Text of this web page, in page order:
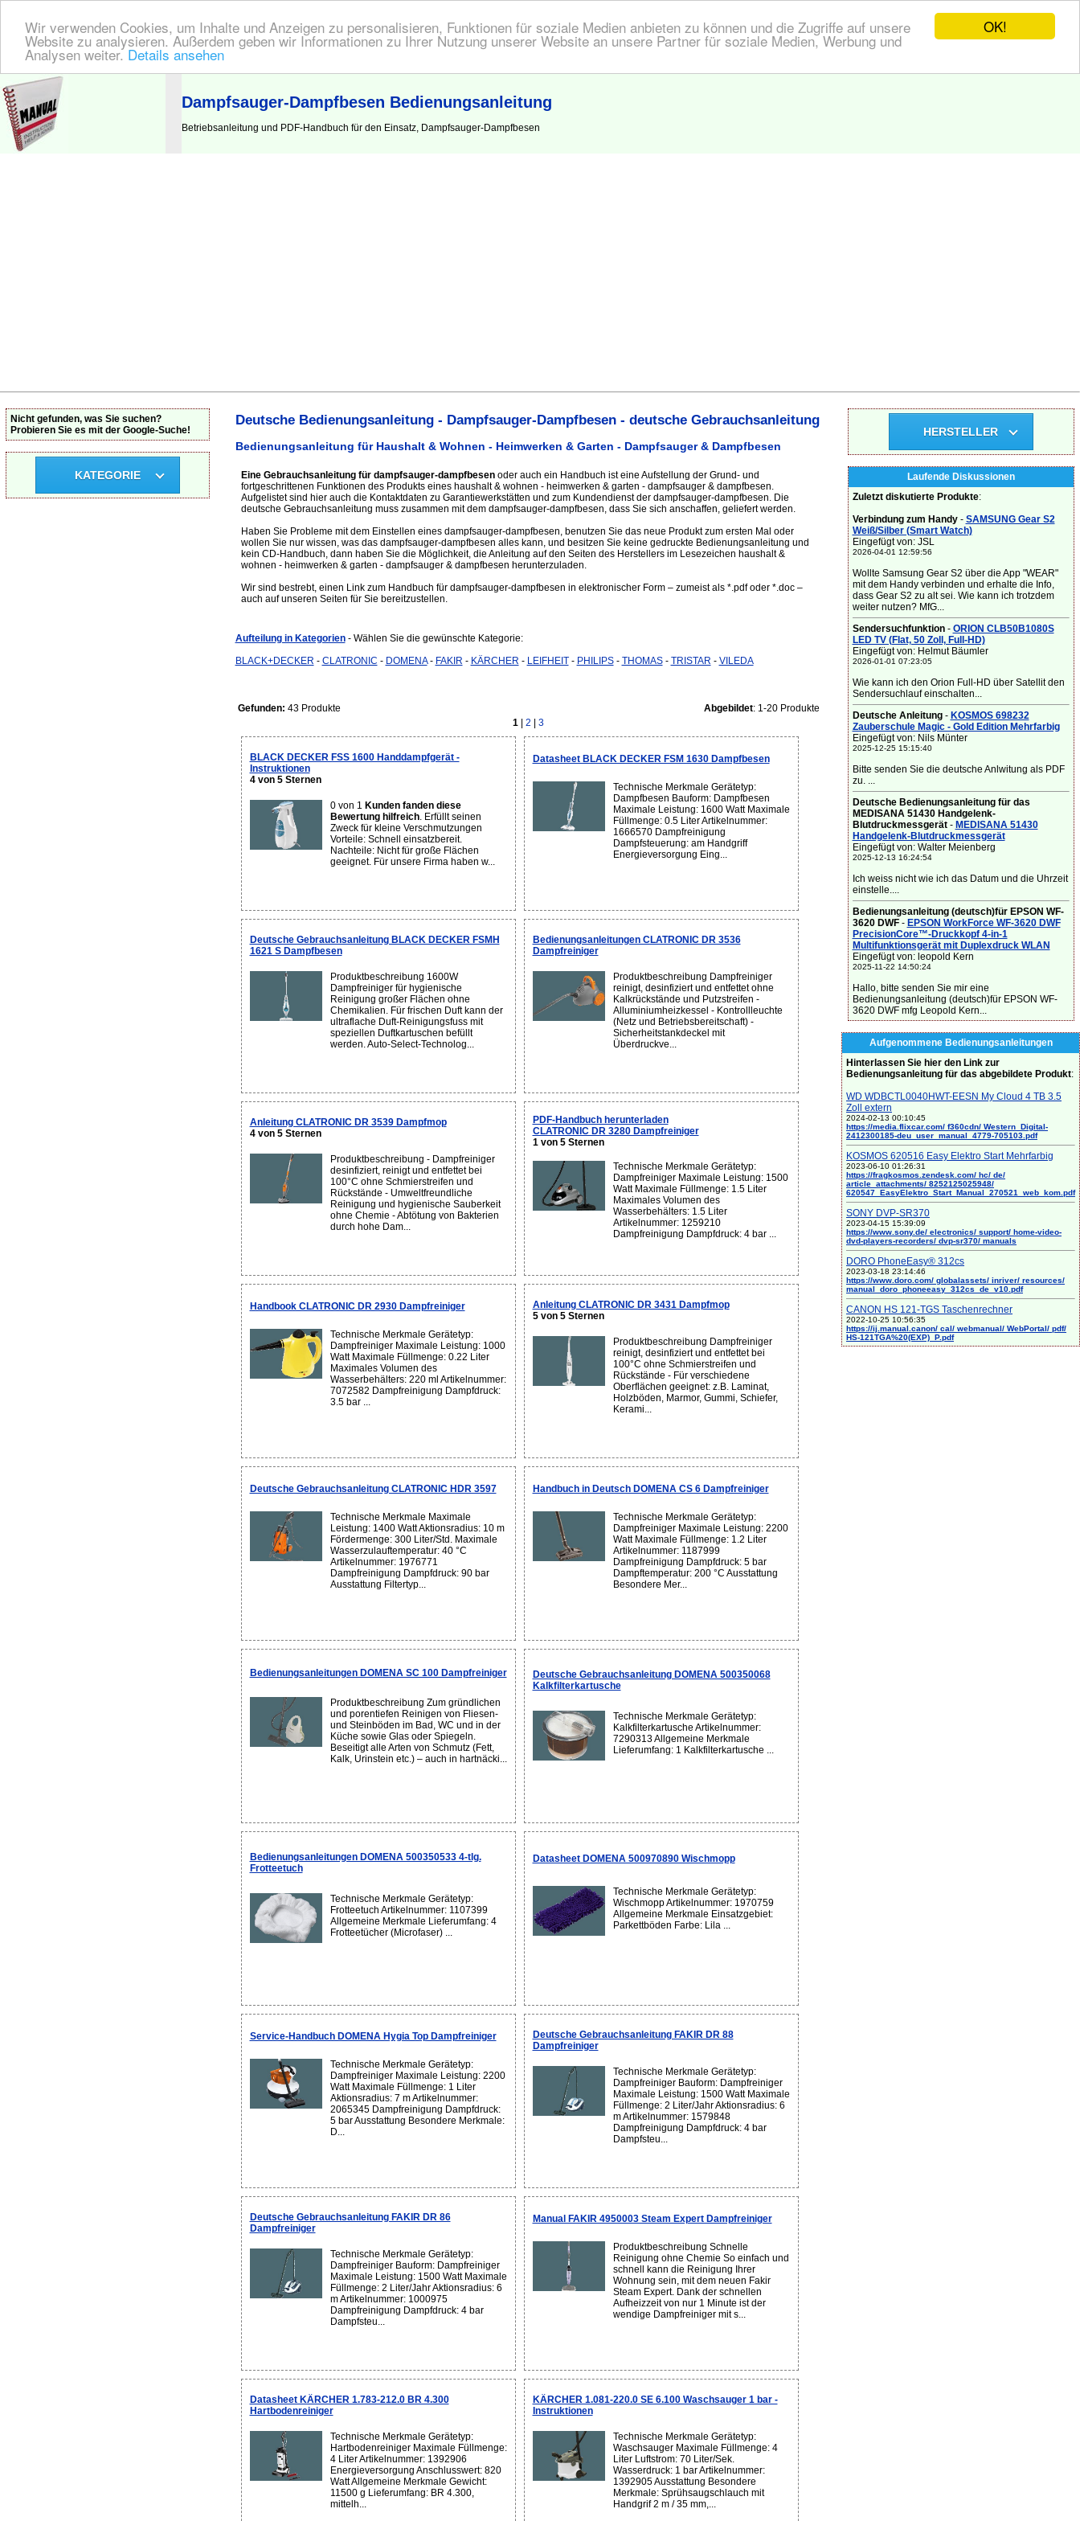
OK!
Wir verwenden Cookies, um Inhalte und Anzeigen zu personalisieren, Funktionen für soziale Medien anbieten zu können und die Zugriffe auf unsere
Website zu analysieren. Außerdem geben wir Informationen zu Ihrer Nutzung unserer Website an unsere Partner für soziale Medien, Werbung und
Analysen weiter. Details ansehen
BEDIENUNGSANLEITUNG | Hier finden Sie die deutsche Anleitung!
Dampfsauger-Dampfbesen Bedienungsanleitung
Betriebsanleitung und PDF-Handbuch für den Einsatz, Dampfsauger-Dampfbesen
Deutsche Bedienungsanleitung - Dampfsauger-Dampfbesen - deutsche Gebrauchsanleitung
Bedienungsanleitung für Haushalt & Wohnen - Heimwerken & Garten - Dampfsauger & Dampfbesen
Eine Gebrauchsanleitung für dampfsauger-dampfbesenoder auch ein Handbuch ist eine Aufstellung der Grund- und
fortgeschrittenen Funktionen des Produkts eines haushalt & wohnen - heimwerken & garten - dampfsauger & dampfbesen.
Aufgelistet sind hier auch die Kontaktdaten zu Garantiewerkstätten und zum Kundendienst der dampfsauger-dampfbesen. Die
deutsche Gebrauchsanleitung muss zusammen mit dem dampfsauger-dampfbesen, dass Sie sich anschaffen, geliefert werden.
Haben Sie Probleme mit dem Einstellen eines dampfsauger-dampfbesen, benutzen Sie das neue Produkt zum ersten Mal oder
wollen Sie nur wissen, was das dampfsauger-dampfbesen alles kann, und besitzen Sie keine gedruckte Bedienungsanleitung und
kein CD-Handbuch, dann haben Sie die Möglichkeit, die Anleitung auf den Seiten des Herstellers im Lesezeichen haushalt &
wohnen - heimwerken & garten - dampfsauger & dampfbesen herunterzuladen.
Wir sind bestrebt, einen Link zum Handbuch für dampfsauger-dampfbesen in elektronischer Form – zumeist als *.pdf oder *.doc –
auch auf unseren Seiten für Sie bereitzustellen.
Aufteilung in Kategorien - Wählen Sie die gewünschte Kategorie:
BLACK+DECKER - CLATRONIC - DOMENA- FAKIR - KÄRCHER - LEIFHEIT- PHILIPS- THOMAS- TRISTAR - VILEDA
Gefunden: 43 Produkte Abgebildet: 1-20 Produkte
1
2 3
BLACK DECKER FSS 1600 Handdampfgerät -
Instruktionen
4 von 5 Sternen
0 von 1 Kunden fanden diese
Bewertung hilfreich. Erfüllt seinen
Zweck für kleine Verschmutzungen
Vorteile: Schnell einsatzbereit.
Nachteile: Nicht für große Flächen
geeignet. Für unsere Firma haben w...
Datasheet BLACK DECKER FSM 1630 Dampfbesen
Technische Merkmale Gerätetyp:
Dampfbesen Bauform: Dampfbesen
Maximale Leistung: 1600 Watt Maximale
Füllmenge: 0.5 Liter Artikelnummer:
1666570 Dampfreinigung
Dampfsteuerung: am Handgriff
Energieversorgung Eing...
Deutsche Gebrauchsanleitung BLACK DECKER FSMH
1621 S Dampfbesen
Produktbeschreibung 1600W
Dampfreiniger für hygienische
Reinigung großer Flächen ohne
Chemikalien. Für frischen Duft kann der
ultraflache Duft-Reinigungsfuss mit
speziellen Duftkartuschen befüllt
werden. Auto-Select-Technolog...
Bedienungsanleitungen CLATRONIC DR 3536
Dampfreiniger
Produktbeschreibung Dampfreiniger
reinigt, desinfiziert und entfettet ohne
Kalkrückstände und Putzstreifen -
Alluminiumheizkessel - Kontrollleuchte
(Netz und Betriebsbereitschaft) -
Sicherheitstankdeckel mit
Überdruckve...
Anleitung CLATRONIC DR 3539 Dampfmop
4 von 5 Sternen
Produktbeschreibung - Dampfreiniger
desinfiziert, reinigt und entfettet bei
100°C ohne Schmierstreifen und
Rückstände - Umweltfreundliche
Reinigung und hygienische Sauberkeit
ohne Chemie - Abtötung von Bakterien
durch hohe Dam...
PDF-Handbuch herunterladen
CLATRONIC DR 3280 Dampfreiniger
1 von 5 Sternen
Technische Merkmale Gerätetyp:
Dampfreiniger Maximale Leistung: 1500
Watt Maximale Füllmenge: 1.5 Liter
Maximales Volumen des
Wasserbehälters: 1.5 Liter
Artikelnummer: 1259210
Dampfreinigung Dampfdruck: 4 bar ...
Handbook CLATRONIC DR 2930 Dampfreiniger
Technische Merkmale Gerätetyp:
Dampfreiniger Maximale Leistung: 1000
Watt Maximale Füllmenge: 0.22 Liter
Maximales Volumen des
Wasserbehälters: 220 ml Artikelnummer:
7072582 Dampfreinigung Dampfdruck:
3.5 bar ...
Anleitung CLATRONIC DR 3431 Dampfmop
5 von 5 Sternen
Produktbeschreibung Dampfreiniger
reinigt, desinfiziert und entfettet bei
100°C ohne Schmierstreifen und
Rückstände - Für verschiedene
Oberflächen geeignet: z.B. Laminat,
Holzböden, Marmor, Gummi, Schiefer,
Kerami...
Deutsche Gebrauchsanleitung CLATRONIC HDR 3597
Technische Merkmale Maximale
Leistung: 1400 Watt Aktionsradius: 10 m
Fördermenge: 300 Liter/Std. Maximale
Wasserzulauftemperatur: 40 °C
Artikelnummer: 1976771
Dampfreinigung Dampfdruck: 90 bar
Ausstattung Filtertyp...
Handbuch in Deutsch DOMENA CS 6 Dampfreiniger
Technische Merkmale Gerätetyp:
Dampfreiniger Maximale Leistung: 2200
Watt Maximale Füllmenge: 1.2 Liter
Artikelnummer: 1187999
Dampfreinigung Dampfdruck: 5 bar
Dampftemperatur: 200 °C Ausstattung
Besondere Mer...
Bedienungsanleitungen DOMENA SC 100 Dampfreiniger
Produktbeschreibung Zum gründlichen
und porentiefen Reinigen von Fliesen-
und Steinböden im Bad, WC und in der
Küche sowie Glas oder Spiegeln.
Beseitigt alle Arten von Schmutz (Fett,
Kalk, Urinstein etc.) – auch in hartnäcki...
Deutsche Gebrauchsanleitung DOMENA 500350068
Kalkfilterkartusche
Technische Merkmale Gerätetyp:
Kalkfilterkartusche Artikelnummer:
7290313 Allgemeine Merkmale
Lieferumfang: 1 Kalkfilterkartusche ...
Bedienungsanleitungen DOMENA 500350533 4-tlg.
Frotteetuch
Technische Merkmale Gerätetyp:
Frotteetuch Artikelnummer: 1107399
Allgemeine Merkmale Lieferumfang: 4
Frotteetücher (Microfaser) ...
Datasheet DOMENA 500970890 Wischmopp
Technische Merkmale Gerätetyp:
Wischmopp Artikelnummer: 1970759
Allgemeine Merkmale Einsatzgebiet:
Parkettböden Farbe: Lila ...
Service-Handbuch DOMENA Hygia Top Dampfreiniger
Technische Merkmale Gerätetyp:
Dampfreiniger Maximale Leistung: 2200
Watt Maximale Füllmenge: 1 Liter
Aktionsradius: 7 m Artikelnummer:
2065345 Dampfreinigung Dampfdruck:
5 bar Ausstattung Besondere Merkmale:
D...
Deutsche Gebrauchsanleitung FAKIR DR 88
Dampfreiniger
Technische Merkmale Gerätetyp:
Dampfreiniger Bauform: Dampfreiniger
Maximale Leistung: 1500 Watt Maximale
Füllmenge: 2 Liter/Jahr Aktionsradius: 6
m Artikelnummer: 1579848
Dampfreinigung Dampfdruck: 4 bar
Dampfsteu...
Deutsche Gebrauchsanleitung FAKIR DR 86
Dampfreiniger
Technische Merkmale Gerätetyp:
Dampfreiniger Bauform: Dampfreiniger
Maximale Leistung: 1500 Watt Maximale
Füllmenge: 2 Liter/Jahr Aktionsradius: 6
m Artikelnummer: 1000975
Dampfreinigung Dampfdruck: 4 bar
Dampfsteu...
Manual FAKIR 4950003 Steam Expert Dampfreiniger
Produktbeschreibung Schnelle
Reinigung ohne Chemie So einfach und
schnell kann die Reinigung Ihrer
Wohnung sein, mit dem neuen Fakir
Steam Expert. Dank der schnellen
Aufheizzeit von nur 1 Minute ist der
wendige Dampfreiniger mit s...
Datasheet KÄRCHER 1.783-212.0 BR 4.300
Hartbodenreiniger
Technische Merkmale Gerätetyp:
Hartbodenreiniger Maximale Füllmenge:
4 Liter Artikelnummer: 1392906
Energieversorgung Anschlusswert: 820
Watt Allgemeine Merkmale Gewicht:
11500 g Lieferumfang: BR 4.300,
mittelh...
KÄRCHER 1.081-220.0 SE 6.100 Waschsauger 1 bar -
Instruktionen
Technische Merkmale Gerätetyp:
Waschsauger Maximale Füllmenge: 4
Liter Luftstrom: 70 Liter/Sek.
Wasserdruck: 1 bar Artikelnummer:
1392905 Ausstattung Besondere
Merkmale: Sprühsaugschlauch mit
Handgrif 2 m / 35 mm,...
Nicht gefunden, was Sie suchen?
Probieren Sie es mit der Google-Suche!
KATEGORIE
HERSTELLER
Laufende Diskussionen
Zuletzt diskutierte Produkte:
Verbindung zum Handy- SAMSUNG Gear S2
Weiß/Silber (Smart Watch)
Eingefügt von: JSL
2026-04-01 12:59:56
Wollte Samsung Gear S2 über die App "WEAR"
mit dem Handy verbinden und erhalte die Info,
dass Gear S2 zu alt sei. Wie kann ich trotzdem
weiter nutzen? MfG...
Sendersuchfunktion- ORION CLB50B1080S
LED TV (Flat, 50 Zoll, Full-HD)
Eingefügt von: Helmut Bäumler
2026-01-01 07:23:05
Wie kann ich den Orion Full-HD über Satellit den
Sendersuchlauf einschalten...
Deutsche Anleitung- KOSMOS 698232
Zauberschule Magic - Gold Edition Mehrfarbig
Eingefügt von: Nils Münter
2025-12-25 15:15:40
Bitte senden Sie die deutsche Anlwitung als PDF
zu. ...
Deutsche Bedienungsanleitung für das
MEDISANA 51430 Handgelenk-
Blutdruckmessgerät- MEDISANA 51430
Handgelenk-Blutdruckmessgerät
Eingefügt von: Walter Meienberg
2025-12-13 16:24:54
Ich weiss nicht wie ich das Datum und die Uhrzeit
einstelle....
Bedienungsanleitung (deutsch)für EPSON WF-
3620 DWF- EPSON WorkForce WF-3620 DWF
PrecisionCore™-Druckkopf 4-in-1
Multifunktionsgerät mit Duplexdruck WLAN
Eingefügt von: leopold Kern
2025-11-22 14:50:24
Hallo, bitte senden Sie mir eine
Bedienungsanleitung (deutsch)für EPSON WF-
3620 DWF mfg Leopold Kern...
Aufgenommene Bedienungsanleitungen
Hinterlassen Sie hier den Link zur
Bedienungsanleitung für das abgebildete Produkt:
WD WDBCTL0040HWT-EESN My Cloud 4 TB 3.5
Zoll extern
2024-02-13 00:10:45
https://media.flixcar.com/ f360cdn/ Western_Digital-
2412300185-deu_user_manual_4779-705103.pdf
KOSMOS 620516 Easy Elektro Start Mehrfarbig
2023-06-10 01:26:31
https://fragkosmos.zendesk.com/ hc/ de/
article_attachments/ 8252125025948/
620547_EasyElektro_Start_Manual_270521_web_kom.pdf
SONY DVP-SR370
2023-04-15 15:39:09
https://www.sony.de/ electronics/ support/ home-video-
dvd-players-recorders/ dvp-sr370/ manuals
DORO PhoneEasy® 312cs
2023-03-18 23:14:46
https://www.doro.com/ globalassets/ inriver/ resources/
manual_doro_phoneeasy_312cs_de_v10.pdf
CANON HS 121-TGS Taschenrechner
2022-10-25 10:56:35
https://ij.manual.canon/ cal/ webmanual/ WebPortal/ pdf/
HS-121TGA%20(EXP)_P.pdf